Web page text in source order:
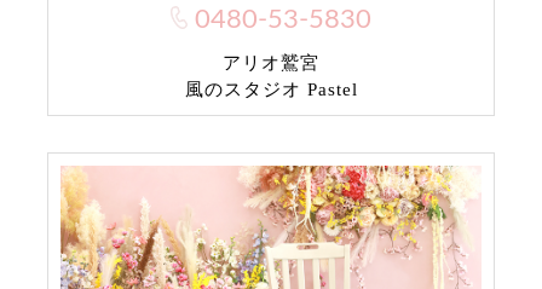
0480-53-5830
アリオ鷲宮
風のスタジオ Pastel